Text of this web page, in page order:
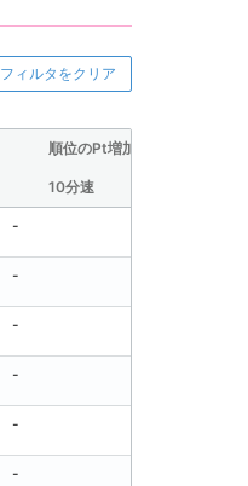
フィルタをクリア
順位のPt増加量(直近)
10分速
-
-
-
-
-
-